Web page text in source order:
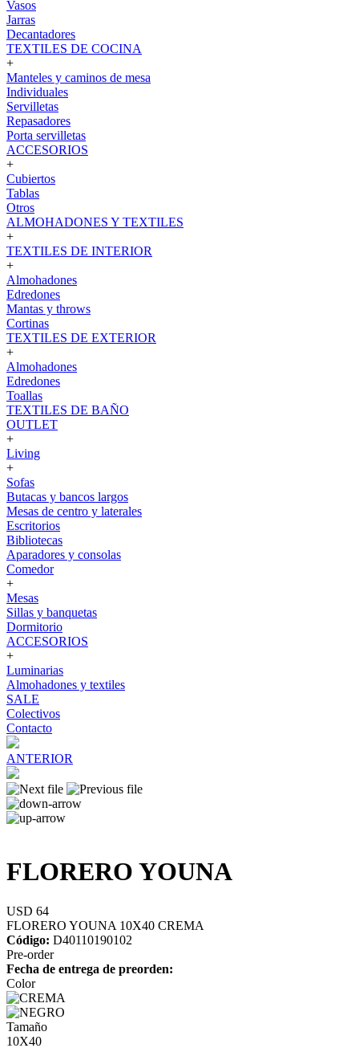
Vasos
Jarras
Decantadores
TEXTILES DE COCINA
+
Manteles y caminos de mesa
Individuales
Servilletas
Repasadores
Porta servilletas
ACCESORIOS
+
Cubiertos
Tablas
Otros
ALMOHADONES Y TEXTILES
+
TEXTILES DE INTERIOR
+
Almohadones
Edredones
Mantas y throws
Cortinas
TEXTILES DE EXTERIOR
+
Almohadones
Edredones
Toallas
TEXTILES DE BAÑO
OUTLET
+
Living
+
Sofas
Butacas y bancos largos
Mesas de centro y laterales
Escritorios
Bibliotecas
Aparadores y consolas
Comedor
+
Mesas
Sillas y banquetas
Dormitorio
ACCESORIOS
+
Luminarias
Almohadones y textiles
SALE
Colectivos
Contacto
ANTERIOR
FLORERO YOUNA
USD 64
FLORERO YOUNA 10X40 CREMA
Código: D40110190102
Pre-order
Fecha de entrega de preorden:
Color
Tamaño
10X40